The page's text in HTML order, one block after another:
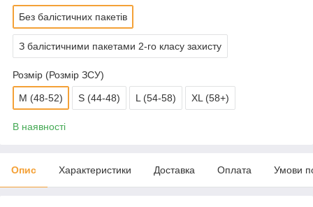
Без балістичних пакетів
З балістичними пакетами 2-го класу захисту
Розмір (Розмір ЗСУ)
M (48-52) S (44-48) L (54-58) XL (58+)
В наявності
Опис Характеристики Доставка Оплата Умови